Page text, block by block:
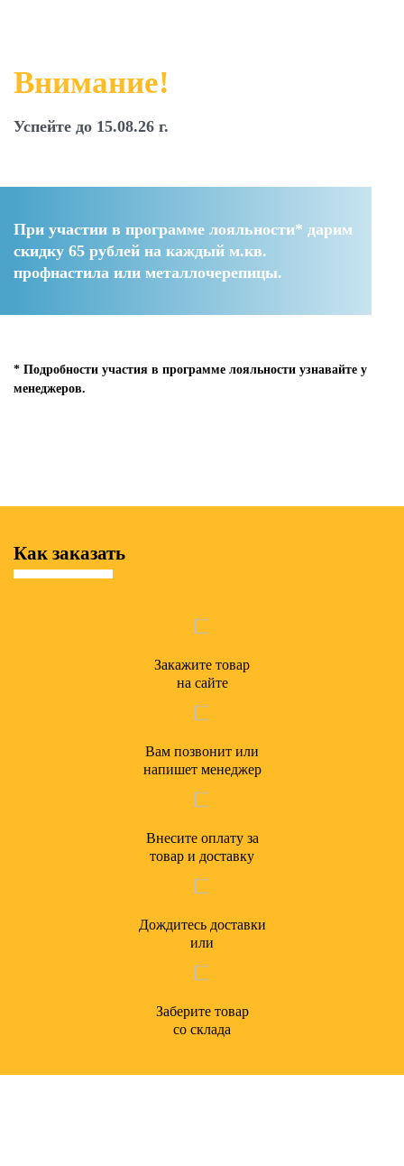
Внимание!
Успейте до 15.08.26 г.
При участии в программе лояльности* дарим
скидку 65 рублей на каждый м.кв.
профнастила или металлочерепицы.
* Подробности участия в программе лояльности узнавайте у
менеджеров.
Как заказать
Закажите товар
на сайте
Вам позвонит или
напишет менеджер
Внесите оплату за
товар и доставку
Дождитесь доставки
или
Заберите товар
со склада